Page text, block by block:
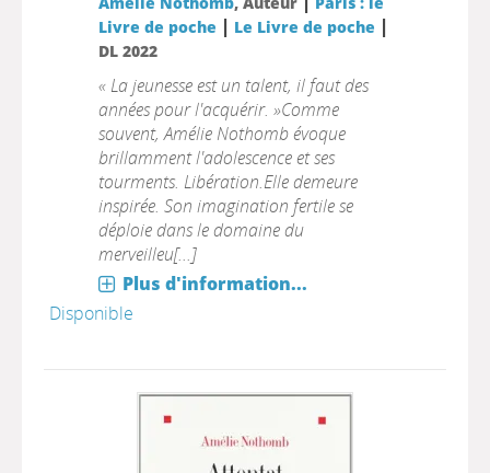
Livre de poche | Le Livre de poche |
DL 2022
« La jeunesse est un talent, il faut des
années pour l'acquérir. »Comme
souvent, Amélie Nothomb évoque
brillamment l'adolescence et ses
tourments. Libération.Elle demeure
inspirée. Son imagination fertile se
déploie dans le domaine du
merveilleu[...]
Plus d'information...
Disponible